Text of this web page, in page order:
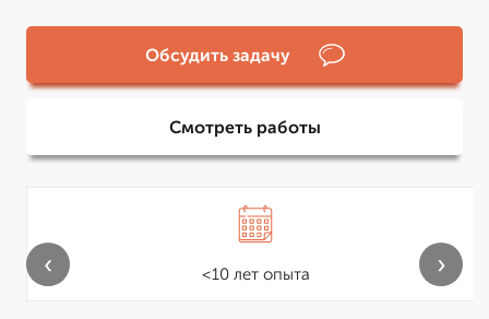
Обсудить задачу
Смотреть работы
<10 лет опыта
‹ ›